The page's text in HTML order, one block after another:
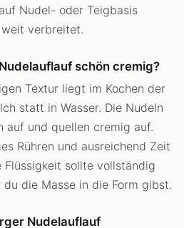
Nudel- oder Teigbasis
verbreitet.
schön cremig?
Textur liegt im Kochen der
statt in Wasser. Die Nudeln
auf und quellen cremig auf.
Rühren und ausreichend Zeit
sollte vollständig
die Masse in die Form gibst.
Nudelauflauf